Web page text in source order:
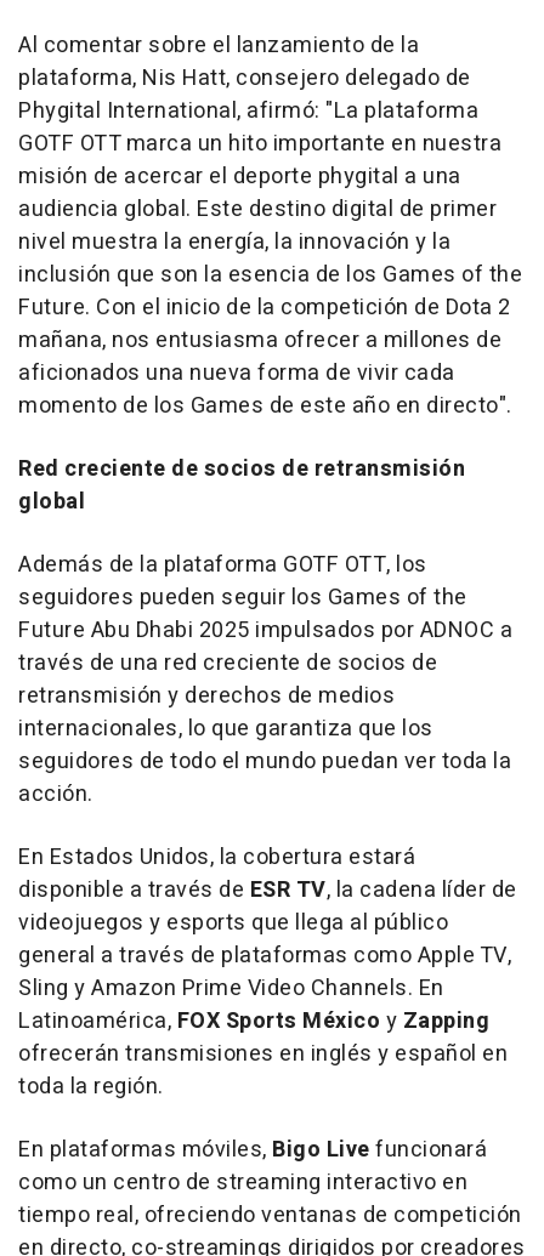
Al comentar sobre el lanzamiento de la
plataforma, Nis Hatt, consejero delegado de
Phygital International, afirmó: "La plataforma
GOTF OTT marca un hito importante en nuestra
misión de acercar el deporte phygital a una
audiencia global. Este destino digital de primer
nivel muestra la energía, la innovación y la
inclusión que son la esencia de los Games of the
Future. Con el inicio de la competición de Dota 2
mañana, nos entusiasma ofrecer a millones de
aficionados una nueva forma de vivir cada
momento de los Games de este año en directo".
Red creciente de socios de retransmisión
global
Además de la plataforma GOTF OTT, los
seguidores pueden seguir los Games of the
Future Abu Dhabi 2025 impulsados por ADNOC a
través de una red creciente de socios de
retransmisión y derechos de medios
internacionales, lo que garantiza que los
seguidores de todo el mundo puedan ver toda la
acción.
En Estados Unidos, la cobertura estará
disponible a través de ESR TV, la cadena líder de
videojuegos y esports que llega al público
general a través de plataformas como Apple TV,
Sling y Amazon Prime Video Channels. En
Latinoamérica, FOX Sports México y Zapping
ofrecerán transmisiones en inglés y español en
toda la región.
En plataformas móviles, Bigo Livefuncionará
como un centro de streaming interactivo en
tiempo real, ofreciendo ventanas de competición
en directo, co-streamings dirigidos por creadores